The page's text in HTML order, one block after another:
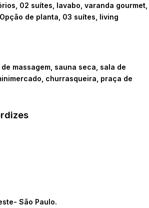
02 suítes, lavabo, varanda gourmet,
de planta, 03 suítes, living
massagem, sauna seca, sala de
churrasqueira, praça de
São Paulo.